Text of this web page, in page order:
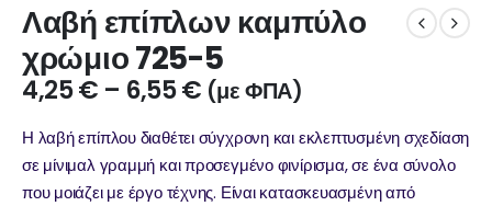
Λαβή επίπλων καμπύλο
χρώμιο 725-5
4,25€ – 6,55€ (με ΦΠΑ)
Η λαβή επίπλου διαθέτει σύγχρονη και εκλεπτυσμένη σχεδίαση
σε μίνιμαλ γραμμή και προσεγμένο φινίρισμα, σε ένα σύνολο
που μοιάζει με έργο τέχνης. Είναι κατασκευασμένη από